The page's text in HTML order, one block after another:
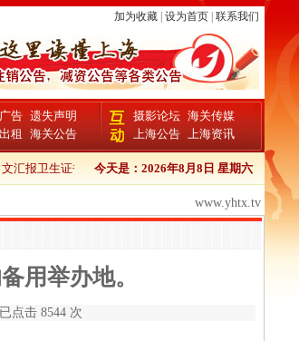
加为收藏 设为首页 联系我们
告 遗失声明
租 海关公告
摄影论坛 海关传媒
上海公告 上海资讯
文汇报卫生证书登报流程 文汇报报检证书登报 文汇报个
今天是： 2026年8月8日 星期六
www.yhtx.tv
用举办地。
点击 8544 次